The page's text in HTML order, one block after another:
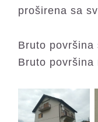
proširena sa
Bruto površina
Bruto površina